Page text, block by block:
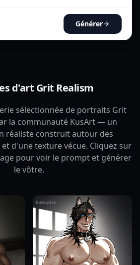
Générer
d'art Grit Realism
sélectionnée de portraits Grit
la communauté KusArt — un
réaliste construit autour des
d'une texture vécue. Cliquez sur
pour voir le prompt et générer
le vôtre.